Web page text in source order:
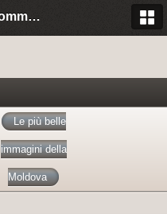
Moldova Community Italia
Le più belle
immagini della
Moldova